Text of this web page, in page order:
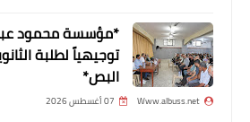
*مؤسسة محمود
توجيهياً لطلبة
البص*
Www.albuss.net 07 أغسطس 2026